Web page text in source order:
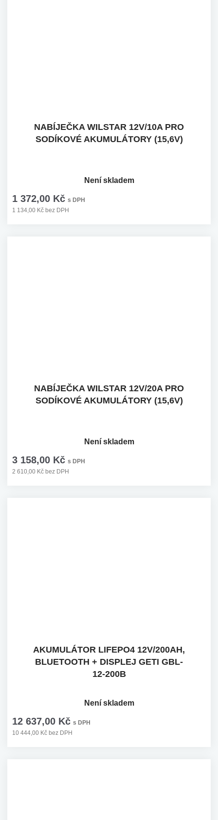
NABÍJEČKA WILSTAR 12V/10A PRO
SODÍKOVÉ AKUMULÁTORY (15,6V)
1 372,00 Kč s DPH
1 134,00 Kč bez DPH
Není skladem
NABÍJEČKA WILSTAR 12V/20A PRO
SODÍKOVÉ AKUMULÁTORY (15,6V)
3 158,00 Kč s DPH
2 610,00 Kč bez DPH
Není skladem
AKUMULÁTOR LIFEPO4 12V/200AH,
BLUETOOTH + DISPLEJ GETI GBL-
12-200B
12 637,00 Kč s DPH
10 444,00 Kč bez DPH
Není skladem